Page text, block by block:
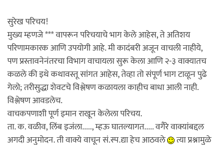
सुरेख परिचय!
मुख्य म्हणजे *** वापरून परिचयाचे भाग केले आहेस, ते अतिशय
परिणामकारक आणि उपयोगी आहे. मी कादंबरी अजून वाचली नाहीये,
पण प्रस्तावनेनंतरचा विभाग वाचायला सुरू केला आणि २-३ वाक्यातच
कळले की इथे कथावस्तू सांगत आहेस, तेव्हा तो संपूर्ण भाग टाळून पुढे
गेलो; तरीसुद्धा शेवटचे विश्लेषण कळायला काहीच बाधा आली नाही.
विश्लेषण आवडलेच.
वाचकपणाशी पूर्ण इमान राखून केलेला परिचय.
ता. क. वळीव, लिंब इजंला....., म्हऊ घातल्यागत..... वगैरे वाक्यांबद्दल
अगदी अनुमोदन. ती वाक्ये वाचून सं.स्प.द्या हेच आठवले
त्या प्रश्नामुळे